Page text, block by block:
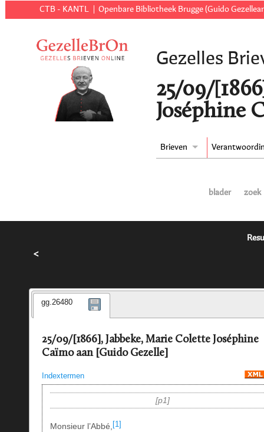
CTB - KANTL Openbare Bibliotheek Brugge (Guido
Gezelles
25/09/
Joséphine
Brieven
blader zoek
<
gg.26480
25/09/[1866], Jabbeke, Marie Colette Joséphine
Caïmo aan [Guido Gezelle]
Indextermen
p1
Monsieur l’Abbé, [1]